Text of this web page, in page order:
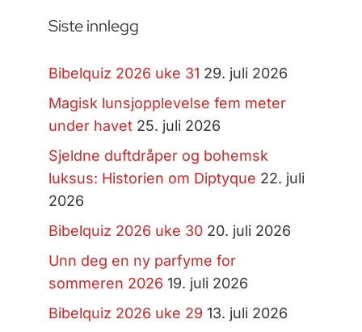
Siste innlegg
Bibelquiz 2026 uke 31 29. juli 2026
Magisk lunsjopplevelse fem meter
under havet 25. juli 2026
Sjeldne duftdråper og bohemsk
luksus: Historien om Diptyque 22. juli
2026
Bibelquiz 2026 uke 30 20. juli 2026
Unn deg en ny parfyme for
sommeren 2026 19. juli 2026
Bibelquiz 2026 uke 29 13. juli 2026